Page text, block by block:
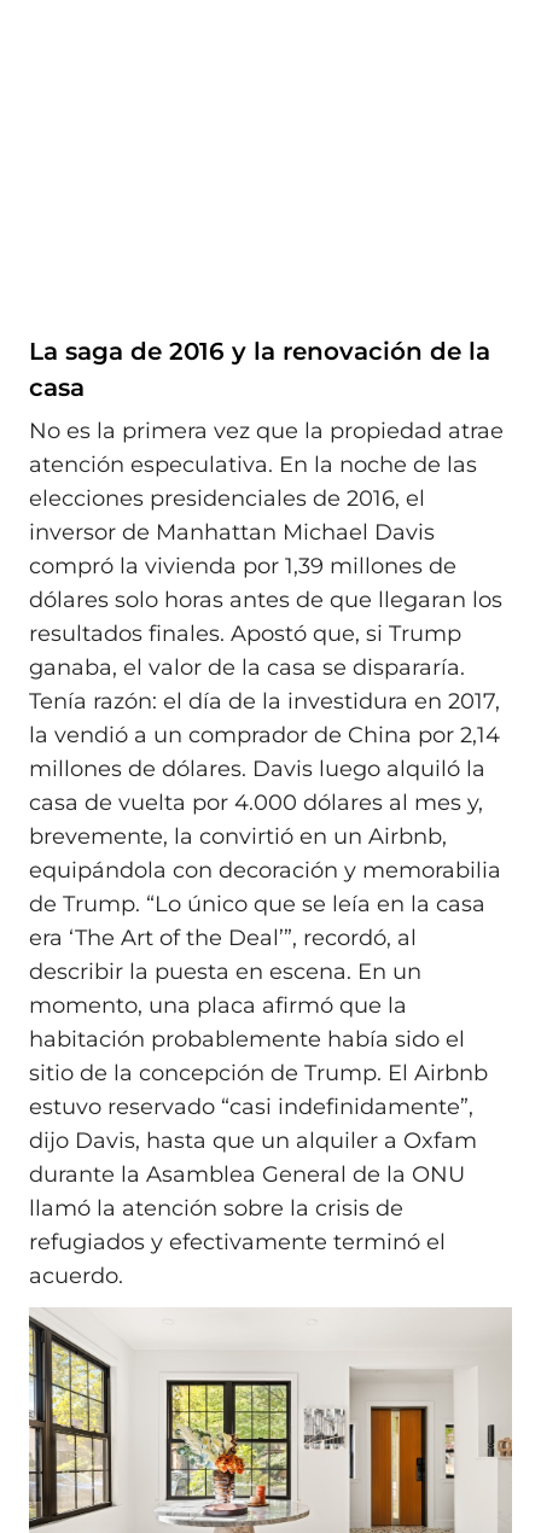
La saga de 2016 y la renovación de la
casa
No es la primera vez que la propiedad atrae
atención especulativa. En la noche de las
elecciones presidenciales de 2016, el
inversor de Manhattan Michael Davis
compró la vivienda por 1,39 millones de
dólares solo horas antes de que llegaran los
resultados finales. Apostó que, si Trump
ganaba, el valor de la casa se dispararía.
Tenía razón: el día de la investidura en 2017,
la vendió a un comprador de China por 2,14
millones de dólares. Davis luego alquiló la
casa de vuelta por 4.000 dólares al mes y,
brevemente, la convirtió en un Airbnb,
equipándola con decoración y memorabilia
de Trump. “Lo único que se leía en la casa
era ‘The Art of the Deal’”, recordó, al
describir la puesta en escena. En un
momento, una placa afirmó que la
habitación probablemente había sido el
sitio de la concepción de Trump. El Airbnb
estuvo reservado “casi indefinidamente”,
dijo Davis, hasta que un alquiler a Oxfam
durante la Asamblea General de la ONU
llamó la atención sobre la crisis de
refugiados y efectivamente terminó el
acuerdo.